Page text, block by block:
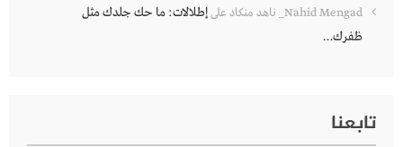
Nahid Mengad_ ناهد منكاد علىإطلالات: ما حك جلدك مثل
ظفرك…
تابعنا